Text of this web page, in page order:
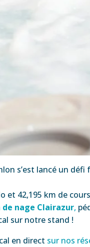
s’est lancé un défi
et 42,195 km de
de nage Clairazur,
sur notre stand !
en direct sur nos